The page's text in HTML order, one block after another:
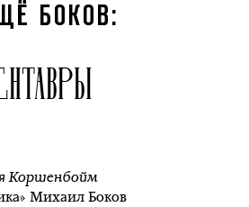
БОКОВ:
Коршенбойм
Михаил Боков